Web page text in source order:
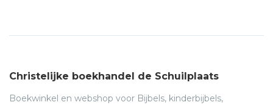
Christelijke boekhandel de Schuilplaats
Boekwinkel en webshop voor Bijbels, kinderbijbels,